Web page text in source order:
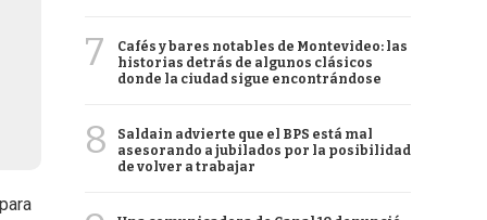
7
Cafés y bares notables de Montevideo: las
historias detrás de algunos clásicos
donde la ciudad sigue encontrándose
8
Saldain advierte que el BPS está mal
asesorando a jubilados por la posibilidad
de volver a trabajar